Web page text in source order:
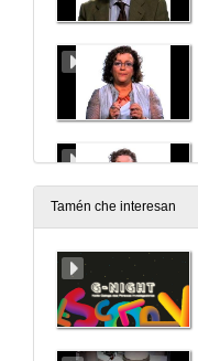
Tamén che interesan